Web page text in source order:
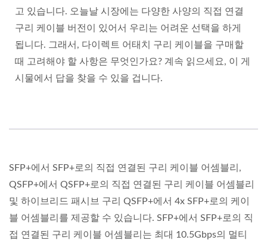
고 있습니다. 오늘날 시장에는 다양한 사양의 직접 연결
구리 케이블 버전이 있어서 우리는 어려운 선택을 하게
됩니다. 그래서, 다이렉트 어태치 구리 케이블을 구매할
때 고려해야 할 사항은 무엇인가요? 계속 읽으세요, 이 게
시물에서 답을 찾을 수 있을 겁니다.
SFP+에서 SFP+로의 직접 연결된 구리 케이블 어셈블리,
QSFP+에서 QSFP+로의 직접 연결된 구리 케이블 어셈블리
및 하이브리드 패시브 구리 QSFP+에서 4x SFP+로의 케이
블 어셈블리를 제공할 수 있습니다. SFP+에서 SFP+로의 직
접 연결된 구리 케이블 어셈블리는 최대 10.5Gbps의 멀티